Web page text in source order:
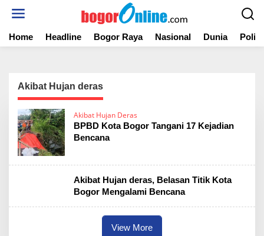
t
Home Headline Bogor Raya Nasional Dunia
Akibat Hujan deras
Akibat Hujan Deras
BPBD Kota Bogor Tangani 17 Kejadian
Bencana
Akibat Hujan deras, Belasan Titik Kota
Bogor Mengalami Bencana
View More